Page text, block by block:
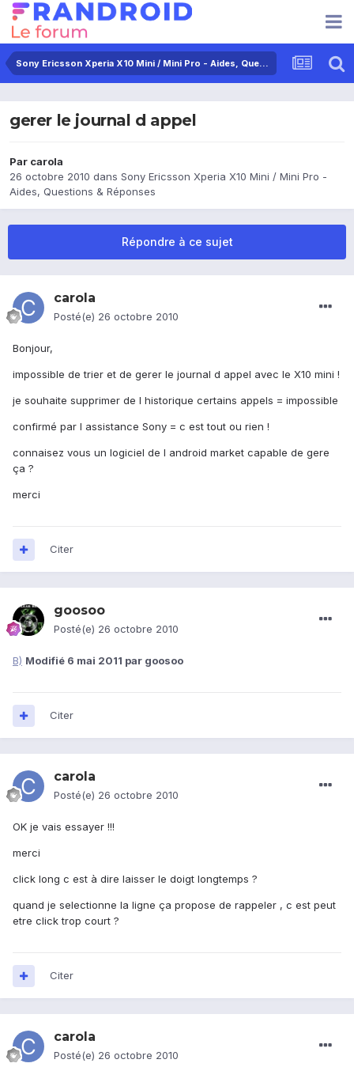
Sony Ericsson Xperia X10 Mini / Mini Pro - Aides, Questions & Réponses
gerer le journal d appel
Par carola
26 octobre 2010 dans Sony Ericsson Xperia X10 Mini / Mini Pro -
Aides, Questions & Réponses
Répondre à ce sujet
carola
Posté(e) 26 octobre 2010
Bonjour,
impossible de trier et de gerer le journal d appel avec le X10 mini !
je souhaite supprimer de l historique certains appels = impossible
confirmé par l assistance Sony = c est tout ou rien !
connaisez vous un logiciel de l android market capable de gere
ça ?
merci
Citer
goosoo
Posté(e) 26 octobre 2010
B) Modifié 6 mai 2011 par goosoo
Citer
carola
Posté(e) 26 octobre 2010
OK je vais essayer !!!
merci
click long c est à dire laisser le doigt longtemps ?
quand je selectionne la ligne ça propose de rappeler , c est peut
etre click trop court ?
Citer
carola
Posté(e) 26 octobre 2010